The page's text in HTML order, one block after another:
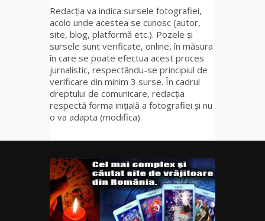
Redacția va indica sursele fotografiei,
acolo unde acestea se cunosc (autor,
site, blog, platformă etc.). Pozele și
sursele sunt verificate, online, în măsura
în care se poate efectua acest proces
jurnalistic, respectându-se principiul de
verificare din minim 3 surse. În cadrul
dreptului de comunicare, redacția
respectă forma inițială a fotografiei și nu
o va adapta (modifica).